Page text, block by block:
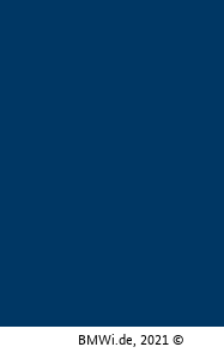
BMWi.de, 2021 ©